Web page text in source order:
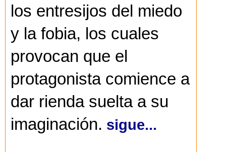
los entresijos del miedo
y la fobia, los cuales
provocan que el
protagonista comience a
dar rienda suelta a su
imaginación. sigue...